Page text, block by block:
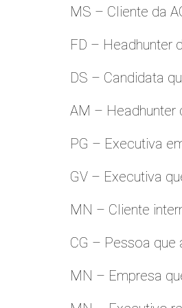
MS – Cliente da
FD – Headhunter
DS – Candidata
AM – Headhunter
PG – Executiva
GV – Executiva
MN – Cliente
CG – Pessoa
MN – Empresa